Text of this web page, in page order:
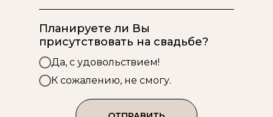
Планируете ли Вы
присутствовать на свадьбе?
Да, с удовольствием!
К сожалению, не смогу.